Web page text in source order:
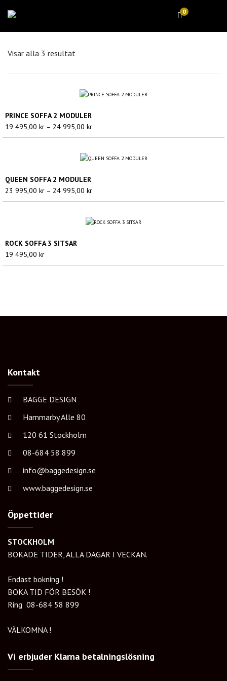
0
Visar alla 3 resultat
PRINCE SOFFA 2 MODULER
19 495,00 kr – 24 995,00 krPrisintervall:
19
till
QUEEN SOFFA 2 MODULER
23 995,00 kr – 24 995,00 krPrisintervall:
23
till
ROCK SOFFA 3 SITSAR
19 495,00 kr
Kontakt
BAGGE DESIGN
Hammarby Alle 80
120 61 Stockholm
08-684 58 899
info@baggedesign.se
www.baggedesign.se
Öppettider
STOCKHOLM
BOKADE TIDER, ALLA DAGAR I VECKAN.
Endast bokning !
BOKA TID FÖR BESÖK !
Ring 08-684 58 899
VÄLKOMNA !
Vi erbjuder Klarna betalningslösning